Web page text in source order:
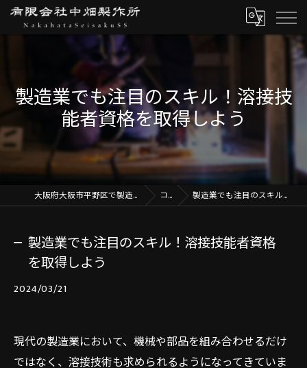
製造業でも注目のスキル！溶接技
能者資格を取得しよう
大阪府大阪市平野区で製造の求人なら有限会社中畑製作所 コラム 製造業でも注目のスキル！溶接技能者資格を取得しよう
製造業でも注目のスキル！溶接技能者資格
を取得しよう
2024/03/21
現代の製造業において、機械や部品を組み合わせるだけ
ではなく、溶接技術も求められるようになってきていま